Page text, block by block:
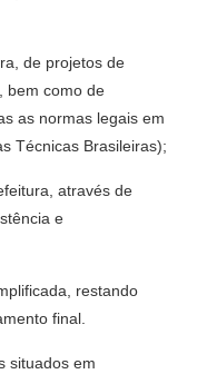
de projetos de
bem como de
as normas legais em
Técnicas Brasileiras);
através de
e
restando
final.
situados em